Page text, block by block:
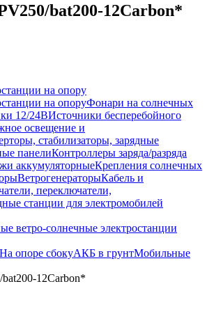
bat200-12Carbon*
на опору
на опоруФонари на солнечных
12/24ВИсточники бесперебойного
освещение и
стабилизаторы, зарядные
панелиКонтроллеры заряда/разряда
аккумуляторныеКрепления солнечных
ВетрогенераторыКабель и
переключатели,
станции для электромобилей
ветро-солнечные электростанции
На опоре сбокуАКБ в грунтМобильные
12Carbon*